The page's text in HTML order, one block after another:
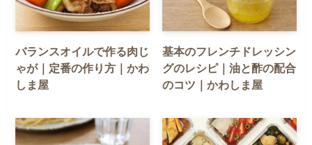
バランスオイルで作る肉じ
ゃが｜定番の作り方｜かわ
しま屋
基本のフレンチドレッシン
グのレシピ｜油と酢の配合
のコツ｜かわしま屋